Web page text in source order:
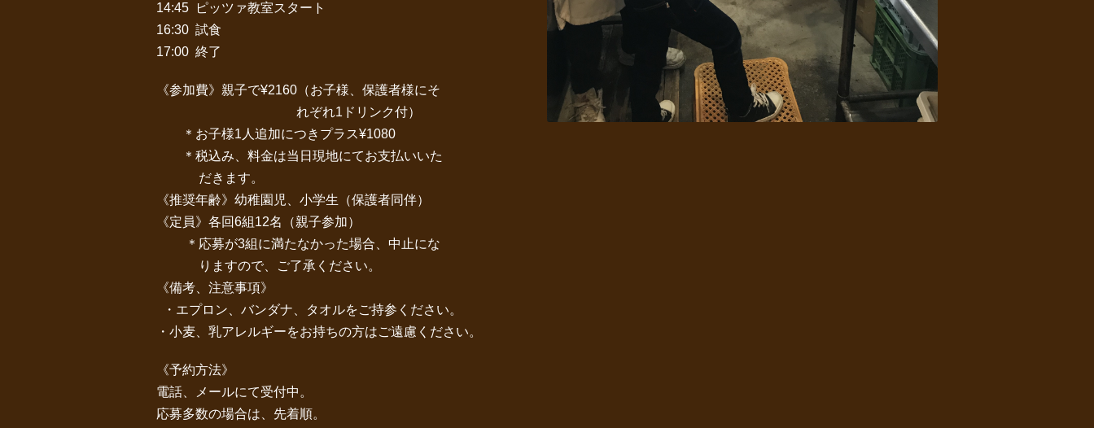
14:45 ピッツァ教室スタート
16:30 試食
17:00 終了
《参加費》親子で¥2160（お子様、保護者様にそ
れぞれ1ドリンク付）
＊お子様1人追加につきプラス¥1080
＊税込み、料金は当日現地にてお支払いいた
だきます。
《推奨年齢》幼稚園児、小学生（保護者同伴）
《定員》各回6組12名（親子参加）
＊応募が3組に満たなかった場合、中止にな
りますので、ご了承ください。
《備考、注意事項》
・エプロン、バンダナ、タオルをご持参ください。
・小麦、乳アレルギーをお持ちの方はご遠慮ください。
《予約方法》
電話、メールにて受付中。
応募多数の場合は、先着順。